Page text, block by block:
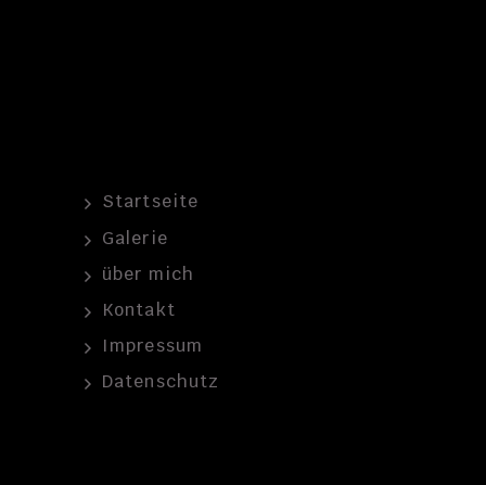
Startseite
Galerie
über mich
Kontakt
Impressum
Datenschutz